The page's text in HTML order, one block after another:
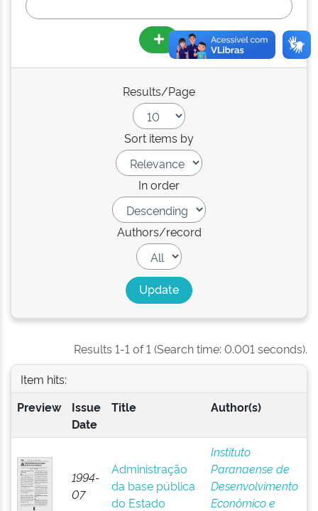
Results/Page
Sort items by
In order
Authors/record
Results 1-1 of 1 (Search time: 0.001 seconds).
Item hits:
Preview
Issue
Date
Title Author(s)
1994-
07
Administração
da base pública
do Estado
Instituto
Paranaense de
Desenvolvimento
Econômico e